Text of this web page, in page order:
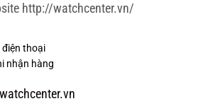
http://watchcenter.vn/
điện thoại
nhận hàng
watchcenter.vn